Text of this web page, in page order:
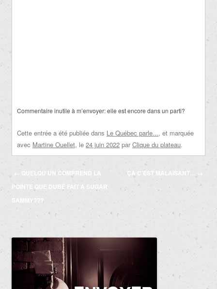
Commentaire inutile à m’envoyer: elle est encore dans un parti?
Cette entrée a été publiée dans Le Québec parle..., et marquée
avec Martine Ouellet, le 24 juin 2022 par Clique du plateau.
Navigation
des
articles
←
QUELQU’UN COMPREND LA
POINTE QUE DUBÉ FAIT À SUGAR
SAMMY???
ÇA C’EST MALAISANT… →